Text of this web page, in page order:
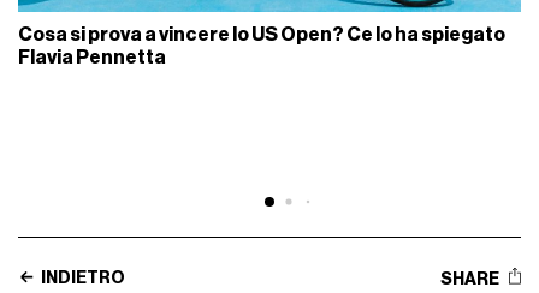
Cosa si prova a vincere lo US Open? Ce lo ha spiegato
Flavia Pennetta
INDIETRO SHARE